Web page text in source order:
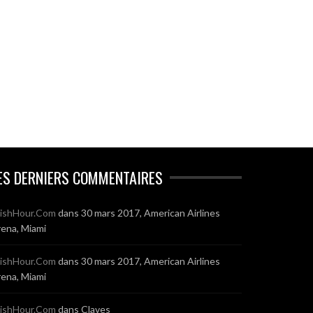
DERNIERS COMMENTAIRES
dans 30 mars 2017, American Airlines
Miami
dans 30 mars 2017, American Airlines
Miami
dans Claves